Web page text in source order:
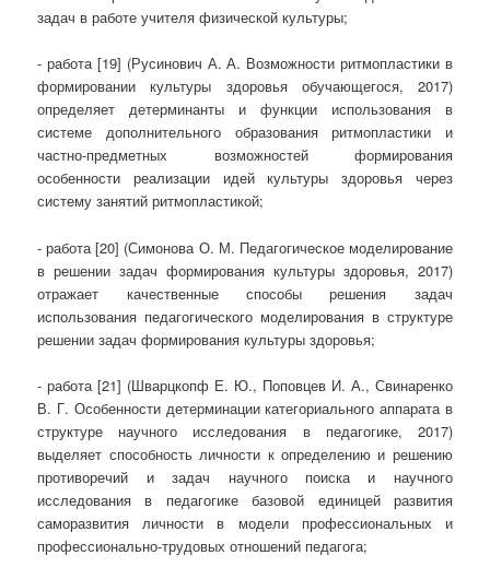
задач в работе учителя физической культуры;
- работа [19] (Русинович А. А. Возможности ритмопластики в
формировании культуры здоровья обучающегося, 2017)
определяет детерминанты и функции использования в
системе дополнительного образования ритмопластики и
частно-предметных возможностей формирования
особенности реализации идей культуры здоровья через
систему занятий ритмопластикой;
- работа [20] (Симонова О. М. Педагогическое моделирование
в решении задач формирования культуры здоровья, 2017)
отражает качественные способы решения задач
использования педагогического моделирования в структуре
решении задач формирования культуры здоровья;
- работа [21] (Шварцкопф Е. Ю., Поповцев И. А., Свинаренко
В. Г. Особенности детерминации категориального аппарата в
структуре научного исследования в педагогике, 2017)
выделяет способность личности к определению и решению
противоречий и задач научного поиска и научного
исследования в педагогике базовой единицей развития
саморазвития личности в модели профессиональных и
профессионально-трудовых отношений педагога;